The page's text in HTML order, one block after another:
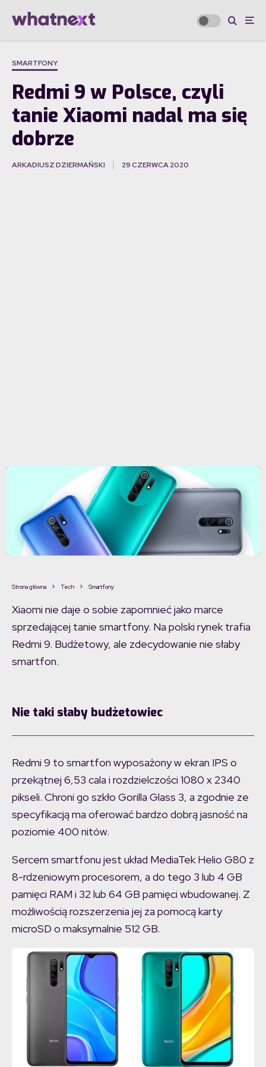
SMARTFONY
Redmi 9 w Polsce, czyli
tanie Xiaomi nadal ma się
dobrze
ARKADIUSZ DZIERMAŃSKI 29 CZERWCA 2020
Strona główna Tech Smartfony
Xiaomi nie daje o sobie zapomnieć jako marce
sprzedającej tanie smartfony. Na polski rynek trafia
Redmi 9. Budżetowy, ale zdecydowanie nie słaby
smartfon.
Nie taki słaby budżetowiec
Redmi 9 to smartfon wyposażony w ekran IPS o
przekątnej 6,53 cala i rozdzielczości 1080 x 2340
pikseli. Chroni go szkło Gorilla Glass 3, a zgodnie ze
specyfikacją ma oferować bardzo dobrą jasność na
poziomie 400 nitów.
Sercem smartfonu jest układ MediaTek Helio G80 z
8-rdzeniowym procesorem, a do tego 3 lub 4 GB
pamięci RAM i 32 lub 64 GB pamięci wbudowanej. Z
możliwością rozszerzenia jej za pomocą karty
microSD o maksymalnie 512 GB.